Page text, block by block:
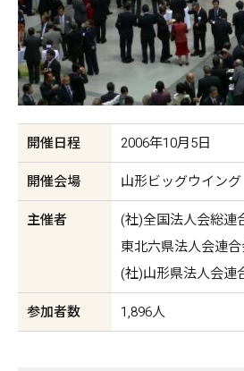
開催日程 2006年10月5日
開催会場 山形ビッグウイング
主催者
(社)全国法人会総連
東北六県法人会連
(社)山形県法人会連
参加者数 1,896人